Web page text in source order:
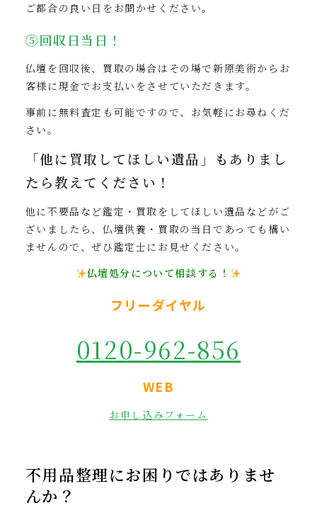
ご都合の良い日をお聞かせください。
⑤回収日当日！
仏壇を回収後、買取の場合はその場で新原美術からお
客様に現金でお支払いをさせていただきます。
事前に無料査定も可能ですので、お気軽にお尋ねくだ
さい。
「他に買取してほしい遺品」も ありまし
たら教えてください！
他に不要品など鑑定・買取をしてほしい遺品などがご
ざいましたら、仏壇供養・買取の当日であっても構い
ませんので、ぜひ鑑定士にお見せください。
仏壇処分について相談する！
フリーダイヤル
0120-962-856
WEB
お申し込みフォーム
不用品整理にお困りではありませ
んか？